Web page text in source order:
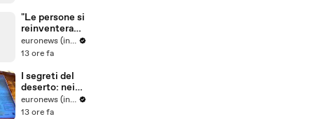
in Europa
"Le persone si
reinventerann
o": il sarto
portoghese
tradizione
degli abiti su
misura
euronews (in Italiano)
13 ore fa
I segreti del
deserto: nei
paesaggi
antichi e nelle
euronews (in Italiano)
13 ore fa